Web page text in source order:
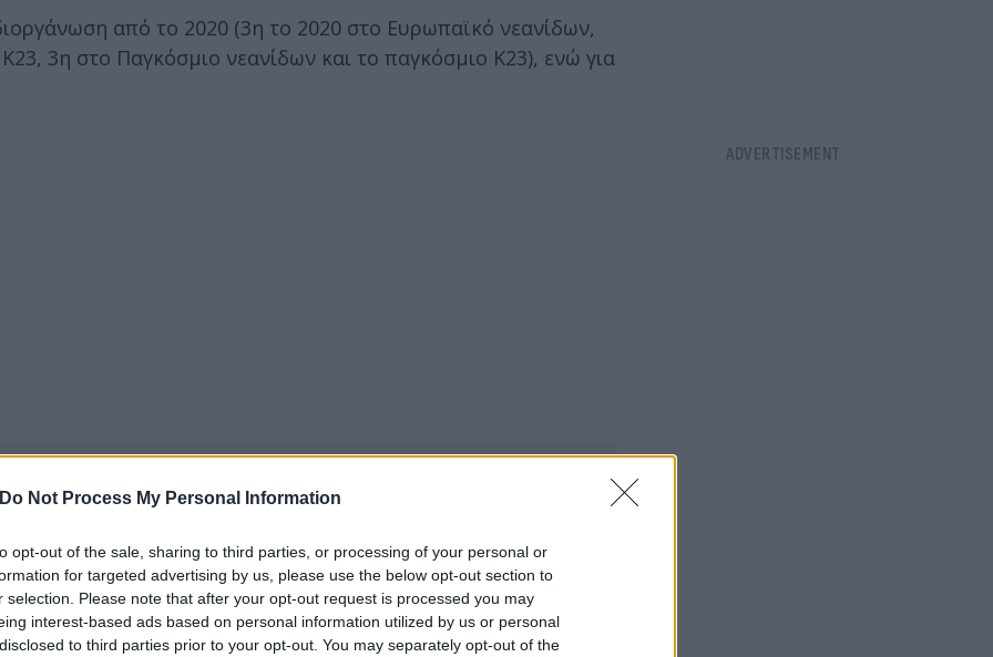
Do Not Process My Personal Information
opt-out of the sale, sharing to third parties, or processing of your personal or
for targeted advertising by us, please use the below opt-out section to
selection. Please note that after your opt-out request is processed you may
interest-based ads based on personal information utilized by us or personal
to third parties prior to your opt-out. You may separately opt-out of the
από το 2020 (3η το 2020 στο Ευρωπαϊκό νεανίδων,
3η στο Παγκόσμιο νεανίδων και το παγκόσμιο Κ23), ενώ για